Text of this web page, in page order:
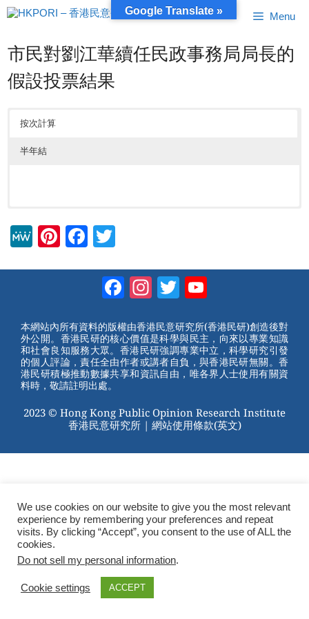
跳
至
容
Menu
市民對劉江華續任民政事務局局長的
假設投票結果
按次計算
半年結
M
Pi
st
F
b
o
o
k
tt
er
Facebook
Instagram
Twitter
本網站內所有資料的版權由香港民意研究所(香港民研)創造後對
外公開。香港民研的核心價值是科學與民主，向來以專業知識
和社會良知服務大眾。香港民研強調專業中立，科學研究引發
的個人評論，責任全由作者或講者自負，與香港民研無關。香
港民研積極推動數據共享和資訊自由，唯各界人士使用有關資
料時，敬請註明出處。
2023 © Hong Kong Public Opinion Research Institute
香港民意研究所 | 網站使用條款(英文)
We use cookies on our website to give you the most relevant
experience by remembering your preferences and repeat
visits. By clicking “Accept”, you consent to the use of ALL the
cookies.
Do not sell my personal information.
Cookie settings ACCEPT
Google Translate »